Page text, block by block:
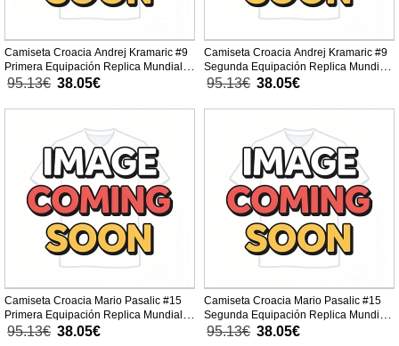
Camiseta Croacia Andrej Kramaric #9
Primera Equipación Replica Mundial
2026 para mujer mangas cortas
95.13€ 38.05€
Camiseta Croacia Andrej Kramaric #9
Segunda Equipación Replica Mundial
2026 para mujer mangas cortas
95.13€ 38.05€
Camiseta Croacia Mario Pasalic #15
Primera Equipación Replica Mundial
2026 para mujer mangas cortas
95.13€ 38.05€
Camiseta Croacia Mario Pasalic #15
Segunda Equipación Replica Mundial
2026 para mujer mangas cortas
95.13€ 38.05€